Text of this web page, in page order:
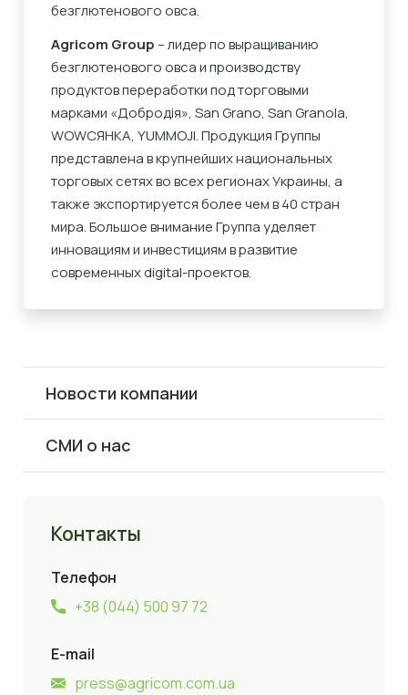
безглютенового овса.
Agricom Group – лидер по выращиванию
безглютенового овса и производству
продуктов переработки под торговыми
марками «Добродія», San Grano, San Granola,
WОWСЯНКА, YUMMOJI. Продукция Группы
представлена в крупнейших национальных
торговых сетях во всех регионах Украины, а
также экспортируется более чем в 40 стран
мира. Большое внимание Группа уделяет
инновациям и инвестициям в развитие
современных digital-проектов.
Новости компании
СМИ о нас
Контакты
Телефон
+38 (044) 500 97 72
E-mail
press@agricom.com.ua